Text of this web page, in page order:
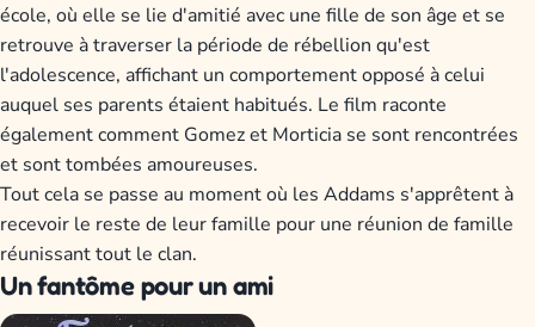
école, où elle se lie d'amitié avec une fille de son âge et se
retrouve à traverser la période de rébellion qu'est
l'adolescence, affichant un comportement opposé à celui
auquel ses parents étaient habitués. Le film raconte
également comment Gomez et Morticia se sont rencontrées
et sont tombées amoureuses.
Tout cela se passe au moment où les Addams s'apprêtent à
recevoir le reste de leur famille pour une réunion de famille
réunissant tout le clan.
Un fantôme pour un ami